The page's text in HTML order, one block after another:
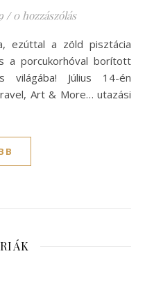
/ 0 hozzászólás
a porcukorhóval borított
világába! Július 14-én
Art & More… utazási